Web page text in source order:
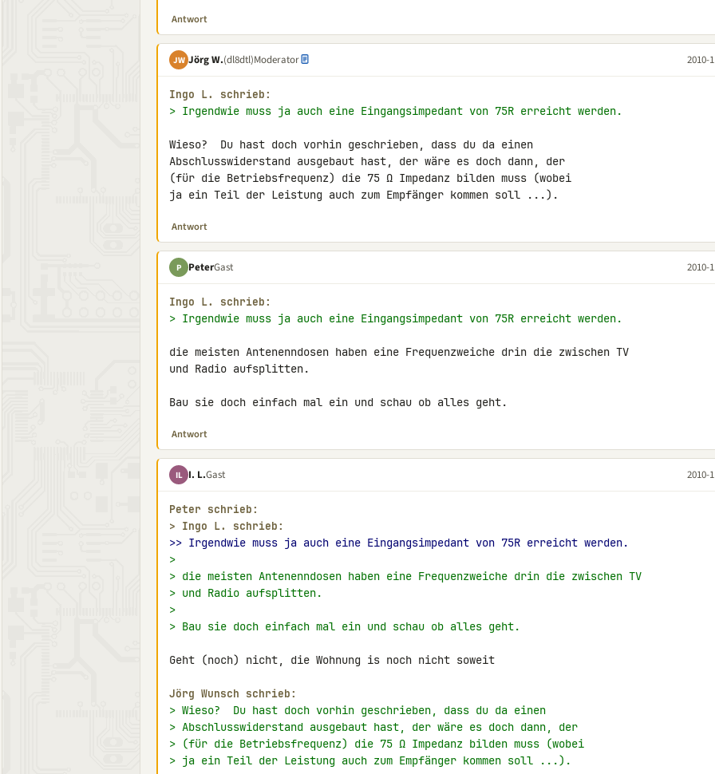
Antwort
JW Jörg W.(dl8dtl)Moderator 2010-
Ingo L. schrieb:
> Irgendwie muss ja auch eine Eingangsimpedant von 75R erreicht werden.
Wieso?  Du hast doch vorhin geschrieben, dass du da einen
Abschlusswiderstand ausgebaut hast, der wäre es doch dann, der
(für die Betriebsfrequenz) die 75 Ω Impedanz bilden muss (wobei
ja ein Teil der Leistung auch zum Empfänger kommen soll ...).
Antwort
P PeterGast 2010-
Ingo L. schrieb:
> Irgendwie muss ja auch eine Eingangsimpedant von 75R erreicht werden.
die meisten Antenenndosen haben eine Frequenzweiche drin die zwischen TV
und Radio aufsplitten.
Bau sie doch einfach mal ein und schau ob alles geht.
Antwort
IL I. L.Gast 2010-
Peter schrieb:
> Ingo L. schrieb:
>> Irgendwie muss ja auch eine Eingangsimpedant von 75R erreicht werden.
>
> die meisten Antenenndosen haben eine Frequenzweiche drin die zwischen TV
> und Radio aufsplitten.
>
> Bau sie doch einfach mal ein und schau ob alles geht.
Geht (noch) nicht, die Wohnung is noch nicht soweit
Jörg Wunsch schrieb:
> Wieso?  Du hast doch vorhin geschrieben, dass du da einen
> Abschlusswiderstand ausgebaut hast, der wäre es doch dann, der
> (für die Betriebsfrequenz) die 75 Ω Impedanz bilden muss (wobei
> ja ein Teil der Leistung auch zum Empfänger kommen soll ...).